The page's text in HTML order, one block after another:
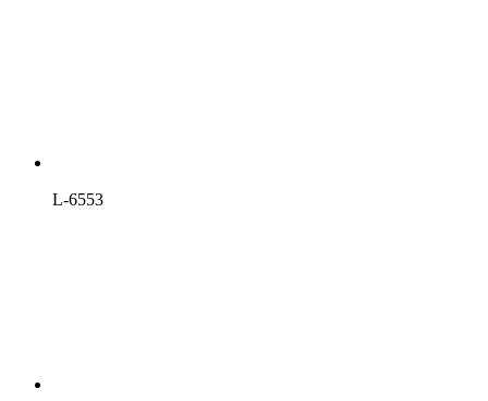
L-6553